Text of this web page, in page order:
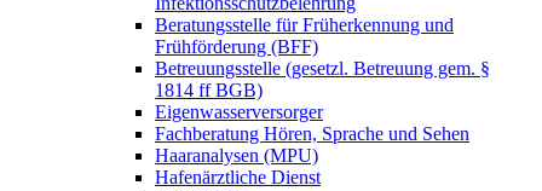
Beratungsstelle für Früherkennung und
Frühförderung (BFF)
Betreuungsstelle (gesetzl. Betreuung gem. §
1814 ff BGB)
Eigenwasserversorger
Fachberatung Hören, Sprache und Sehen
Haaranalysen (MPU)
Hafenärztliche Dienst